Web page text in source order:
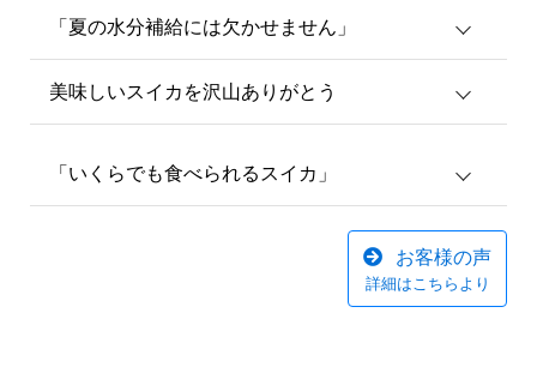
「夏の水分補給には欠かせません」
美味しいスイカを沢山ありがとう
「いくらでも食べられるスイカ」
お客様の声
詳細はこちらより